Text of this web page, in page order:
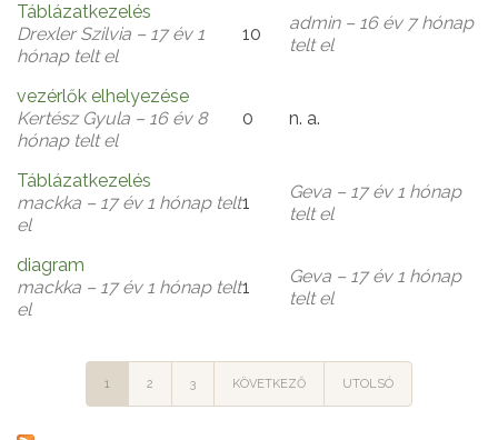
Általános
téma
Táblázatkezelés
Drexler Szilvia – 17 év 1
hónap telt el
10
admin– 16 év 7 hónap
telt el
Általános
téma
vezérlők elhelyezése
Kertész Gyula – 16 év 8
hónap telt el
0 n. a.
Általános
téma
Táblázatkezelés
mackka – 17 év 1 hónap telt
el
1
Geva – 17 év 1 hónap
telt el
Általános
téma
diagram
mackka – 17 év 1 hónap telt
el
1
Geva – 17 év 1 hónap
telt el
1 2 3 KÖVETKEZŐ UTOLSÓ